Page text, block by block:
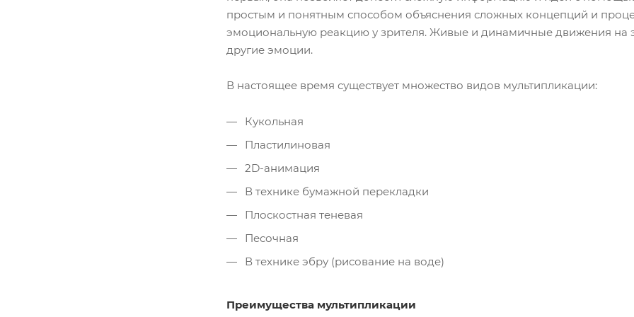
простым и понятным способом объяснения сложных концепций и
эмоциональную реакцию у зрителя. Живые и динамичные движения на
другие эмоции.
В настоящее время существует множество видов мультипликации:
Кукольная
Пластилиновая
2D-анимация
В технике бумажной перекладки
Плоскостная теневая
Песочная
В технике эбру (рисование на воде)
Преимущества мультипликации